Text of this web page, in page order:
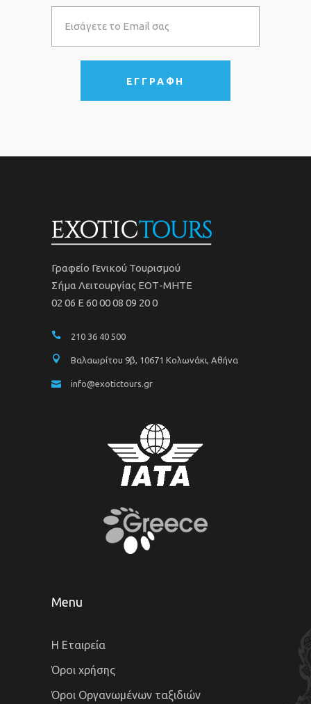
Γραφείο Γενικού Τουρισμού
Σήμα Λειτουργίας ΕΟΤ-ΜΗΤΕ
02 06 Ε 60 00 08 09 20 0
210 36 40 500
Βαλαωρίτου 9β, 10671 Κολωνάκι, Αθήνα
info@exotictours.gr
Menu
Η Εταιρεία
Όροι χρήσης
Όροι Οργανωμένων ταξιδιών